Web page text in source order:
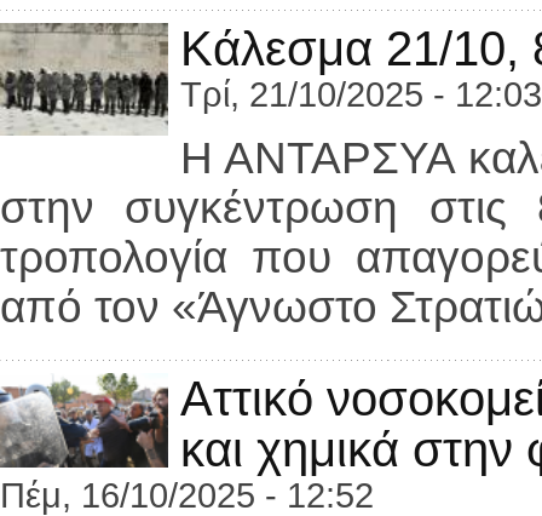
Κάλεσμα 21/10,
Τρί, 21/10/2025 - 12:03
Η ΑΝΤΑΡΣΥΑ
στην συγκέντρωση
τροπολογία που
από τον «Άγνωστο
Αττικό
και χημικά
Πέμ, 16/10/2025 - 12:52